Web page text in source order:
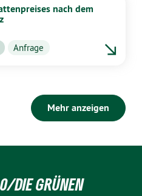
nach dem
Anfrage
Mehr anzeigen
DIE GRÜNEN